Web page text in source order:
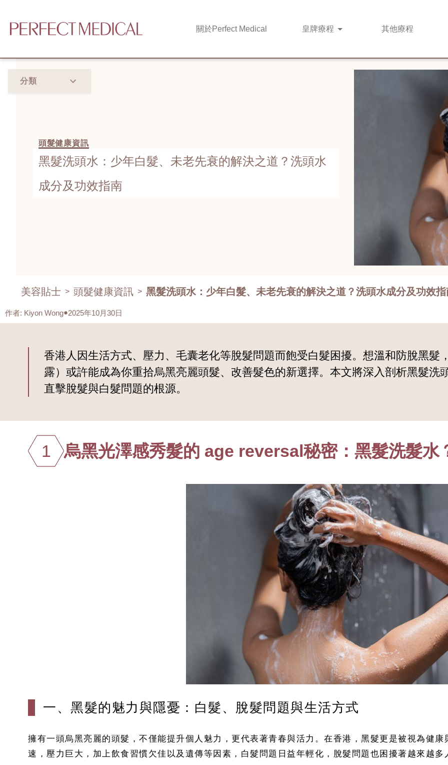
關於Perfect Medical 皇牌療程 其他療程
分類
頭髮健康資訊
黑髮洗頭水：少年白髮、未老先衰的解決之道？洗頭水
成分及功效指南
美容貼士 > 頭髮健康資訊 > 黑髮洗頭水：少年白髮、未老先衰的解決之道？洗頭水成分及功效指
作者: Kiyon Wong 2025年10月30日
香港人因生活方式、壓力、毛囊老化等脫髮問題而飽受白髮困擾。想溫和防脫黑髮
露）或許能成為你重拾烏黑亮麗頭髮、改善髮色的新選擇。本文將深入剖析黑髮洗
直擊脫髮與白髮問題的根源。
1 烏黑光澤感秀髮的 age reversal秘密：黑髮洗髮水
一、黑髮的魅力與隱憂：白髮、脫髮問題與生活方式
擁有一頭烏黑亮麗的頭髮，不僅能提升個人魅力，更代表著青春與活力。在香港，黑髮更是被視為健
速，壓力巨大，加上飲食習慣欠佳以及遺傳等因素，白髮問題日益年輕化，脫髮問題也困擾著越來越多